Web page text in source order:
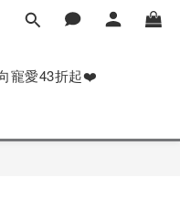
寵愛43折起❤️